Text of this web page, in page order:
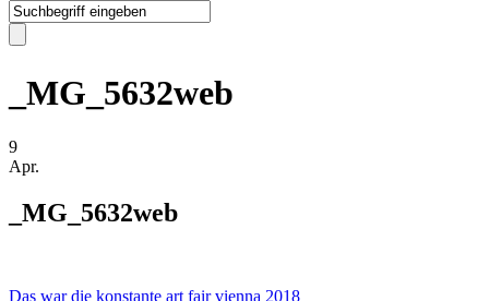
_MG_5632web
9
Apr.
_MG_5632web
Das war die konstante art fair vienna 2018